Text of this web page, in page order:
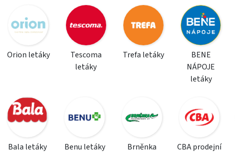
Orion letáky
Tescoma
letáky
Trefa letáky
BENE
NÁPOJE
letáky
Bala letáky Benu letáky
Brněnka
CBA prodejní